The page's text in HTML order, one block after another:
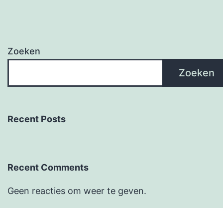
Zoeken
Zoeken
Recent Posts
Recent Comments
Geen reacties om weer te geven.